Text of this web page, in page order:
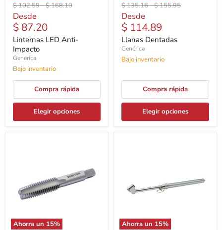
Precio
original
$ 102.59-Precio
$ 168.10
Desde
$ 87.20
Linternas LED Anti-
Impacto
Genérica
Bajo inventario
Compra rápida
Elegir opciones
Precio
original
$ 135.16-Precio
$ 155.95
Desde
$ 114.89
Llanas Dentadas
Genérica
Bajo inventario
Compra rápida
Elegir opciones
Ahorra un 15%
Ahorra un 15%